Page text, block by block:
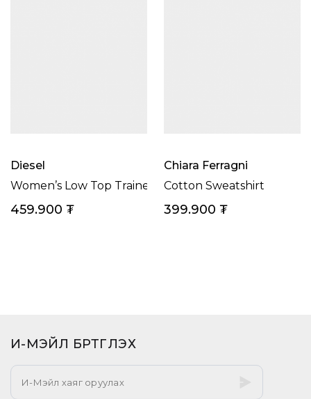
Diesel
Women’s Low Top Trainers S-LEROJI LOW
459.900 ₮
Chiara Ferragni
Cotton Sweatshirt
399.900 ₮
И-МЭЙЛ БҮРТГҮҮЛЭХ​